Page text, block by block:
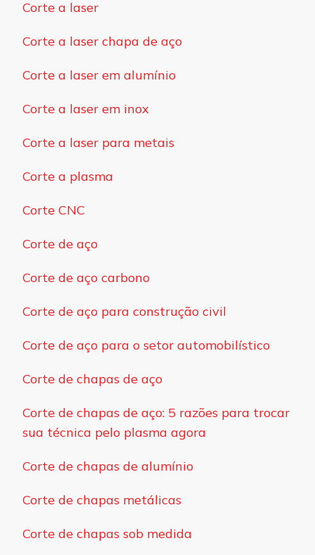
Corte a laser
Corte a laser chapa de aço
Corte a laser em alumínio
Corte a laser em inox
Corte a laser para metais
Corte a plasma
Corte CNC
Corte de aço
Corte de aço carbono
Corte de aço para construção civil
Corte de aço para o setor automobilístico
Corte de chapas de aço
Corte de chapas de aço: 5 razões para trocar
sua técnica pelo plasma agora
Corte de chapas de alumínio
Corte de chapas metálicas
Corte de chapas sob medida